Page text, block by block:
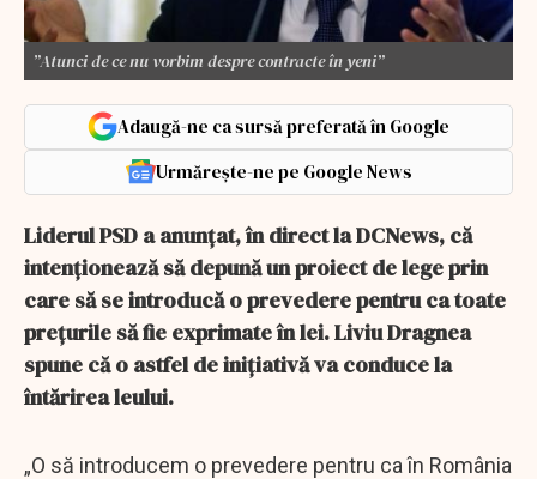
”Atunci de ce nu vorbim despre contracte în yeni”
Adaugă-ne ca sursă preferată în Google
Urmărește-ne pe Google News
Liderul PSD a anunțat, în direct la DCNews, că
intenționează să depună un proiect de lege prin
care să se introducă o prevedere pentru ca toate
prețurile să fie exprimate în lei. Liviu Dragnea
spune că o astfel de inițiativă va conduce la
întărirea leului.
„O să introducem o prevedere pentru ca în România